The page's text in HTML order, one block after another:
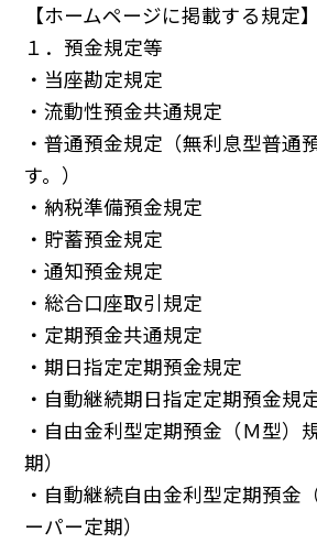
【ホームページに掲載する規定】
１．預金規定等
・当座勘定規定
・流動性預金共通規定
・普通預金規定（無利息型普通
す。）
・納税準備預金規定
・貯蓄預金規定
・通知預金規定
・総合口座取引規定
・定期預金共通規定
・期日指定定期預金規定
・自動継続期日指定定期預金規
・自由金利型定期預金（Ｍ型）
期）
・自動継続自由金利型定期預金
ーパー定期）